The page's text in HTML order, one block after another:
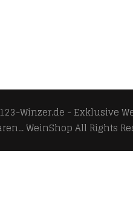
123-Winzer.de - Exklusive
WeinShopAll Rights